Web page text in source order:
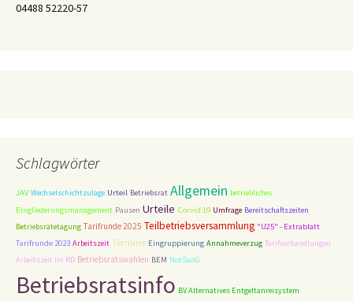
04488 52220-57
Schlagwörter
JAV Wechselschichtzulage Urteil Betriebsrat Allgemein betriebliches
Eingliederungsmanagement Pausen Urteile Corvid 19 Umfrage Bereitschaftszeiten
Betriebsrätetagung Tarifrunde 2025 Teilbetriebsversammlung "U25" - Extrablatt
Tarifrunde 2023 Arbeitszeit Termine Eingruppierung Annahmeverzug Tarifverhandlungen
Arbeitszeit im RD Betriebsratswahlen BEM NotSanG
Betriebsratsinfo BV Alternatives Entgeltanreisystem